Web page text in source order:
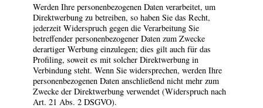
Werden Ihre personenbezogenen Daten verarbeitet, um
Direktwerbung zu betreiben, so haben Sie das Recht,
jederzeit Widerspruch gegen die Verarbeitung Sie
betreffender personenbezogener Daten zum Zwecke
derartiger Werbung einzulegen; dies gilt auch für das
Profiling, soweit es mit solcher Direktwerbung in
Verbindung steht. Wenn Sie widersprechen, werden Ihre
personenbezogenen Daten anschließend nicht mehr zum
Zwecke der Direktwerbung verwendet (Widerspruch nach
Art. 21 Abs. 2 DSGVO).